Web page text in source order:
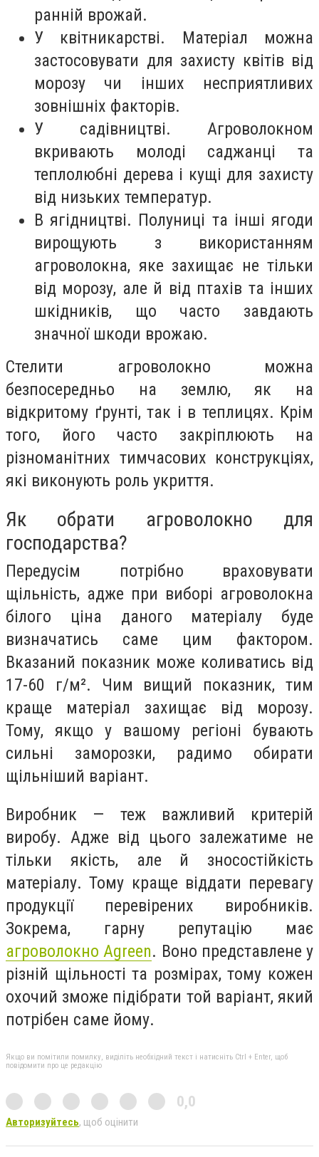
ранній врожай.
У квітникарстві. Матеріал можна
застосовувати для захисту квітів від
морозу чи інших несприятливих
зовнішніх факторів.
У садівництві. Агроволокном
вкривають молоді саджанці та
теплолюбні дерева і кущі для захисту
від низьких температур.
В ягідництві. Полуниці та інші ягоди
вирощують з використанням
агроволокна, яке захищає не тільки
від морозу, але й від птахів та інших
шкідників, що часто завдають
значної шкоди врожаю.
Стелити агроволокно можна
безпосередньо на землю, як на
відкритому ґрунті, так і в теплицях. Крім
того, його часто закріплюють на
різноманітних тимчасових конструкціях,
які виконують роль укриття.
Як обрати агроволокно для
господарства?
Передусім потрібно враховувати
щільність, адже при виборі агроволокна
білого ціна даного матеріалу буде
визначатись саме цим фактором.
Вказаний показник може коливатись від
17-60 г/м². Чим вищий показник, тим
краще матеріал захищає від морозу.
Тому, якщо у вашому регіоні бувають
сильні заморозки, радимо обирати
щільніший варіант.
Виробник — теж важливий критерій
виробу. Адже від цього залежатиме не
тільки якість, але й зносостійкість
матеріалу. Тому краще віддати перевагу
продукції перевірених виробників.
Зокрема, гарну репутацію має
агроволокно Agreen. Воно представлене у
різній щільності та розмірах, тому кожен
охочий зможе підібрати той варіант, який
потрібен саме йому.
Якщо ви помітили помилку, виділіть необхідний текст і натисніть Ctrl + Enter, щоб
повідомити про це редакцію
0,0
Авторизуйтесь, щоб оцінити